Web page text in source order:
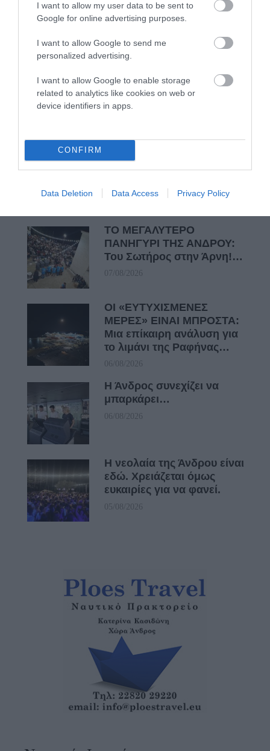
I want to allow my user data to be sent to
Google for online advertising purposes.
I want to allow Google to send me
personalized advertising.
I want to allow Google to enable storage
related to analytics like cookies on web or
device identifiers in apps.
CONFIRM
Data Deletion Data Access Privacy Policy
ΡΑΦΗΝΑ ΣΤΟ «ΤΕΛΕΥΤΑΙΟ ΜΠΑΡΚΟ» ΤΟΥ
ΚΑΠΕΤΑΝ ΑΝΤΩΝΗ ΒΙΔΑΛΗ
Απαράδεκτη εμπειρία στη Ραφήνα. Φωτογραφίες από την
αναχώρηση εκείνης της ώρας…
Πρόσφατα Άρθρα
07/08/2026
ΤΟ ΜΕΓΑΛΥΤΕΡΟ
ΠΑΝΗΓΥΡΙ ΤΗΣ ΑΝΔΡΟΥ:
Του Σωτήρος στην Άρνη!…
07/08/2026
ΟΙ «ΕΥΤΥΧΙΣΜΕΝΕΣ
ΜΕΡΕΣ» ΕΙΝΑΙ ΜΠΡΟΣΤΑ:
Μια επίκαιρη ανάλυση για
το λιμάνι της Ραφήνας…
06/08/2026
Η Άνδρος συνεχίζει να
μπαρκάρει…
06/08/2026
Η νεολαία της Άνδρου είναι
εδώ. Χρειάζεται όμως
ευκαιρίες για να φανεί.
05/08/2026